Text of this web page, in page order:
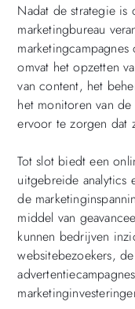
Nadat de strategie
marketingbureau
omvat het opzetten
van content, het
het monitoren van
ervoor te zorgen dat
Tot slot biedt een
uitgebreide analytics
de
middel van
kunnen bedrijven
websitebezoekers,